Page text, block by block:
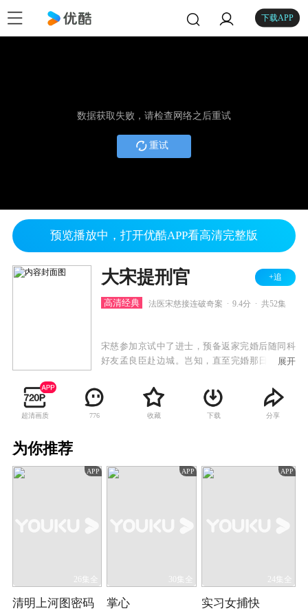
下载APP
数据获取失败，请检查网络之后重试
重试
预览播放中，打开优酷APP看高清完整版
大宋提刑官 +追
高清经典 法医宋慈接连破奇案 9.4分 共52集
宋慈参加京试中了进士，预备返家完婚后随同科
好友孟良臣赴边城。岂知，直至完婚那日，宋慈
辆马车却载回了父亲的遗体，宋巩一生从事刑狱
审戡，从未出错，却因一次误判人命功亏一篑，
这是以死谢罪，还留下遗书禁止宋门后代涉足刑
格提升为大理寺正六品主事，后又被任命外省提
展开
超清画质 776 收藏 下载 分享
为你推荐
APP
26集全
清明上河图密码
APP
30集全
掌心
APP
24集全
实习女捕快